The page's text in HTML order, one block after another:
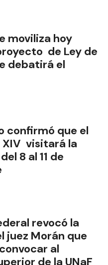
moviliza hoy
de Ley de
debatirá el
confirmó que el
XIV visitará la
8 al 11 de
revocó la
juez Morán que
al
de la UNaF